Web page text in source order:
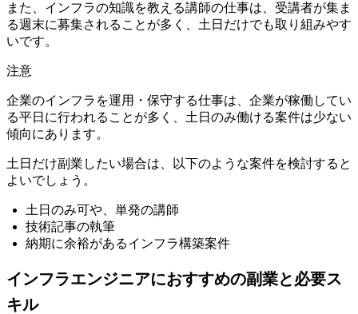
また、インフラの知識を教える講師の仕事は、受講者が集ま
る週末に募集されることが多く、土日だけでも取り組みやす
いです。
注意
企業のインフラを運用・保守する仕事は、企業が稼働してい
る平日に行われることが多く、土日のみ働ける案件は少ない
傾向にあります。
土日だけ副業したい場合は、以下のような案件を検討すると
よいでしょう。
土日のみ可や、単発の講師
技術記事の執筆
納期に余裕があるインフラ構築案件
インフラエンジニアにおすすめの副業と必要ス
キル